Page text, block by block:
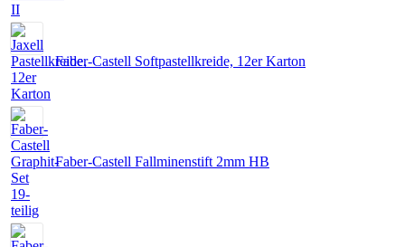
Faber-Castell Softpastellkreide, 12er Karton
Faber-Castell Fallminenstift 2mm HB